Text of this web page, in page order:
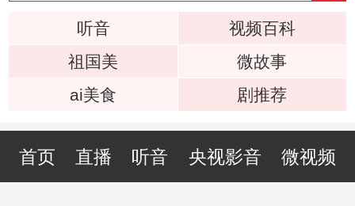
听音
视频百科
祖国美
微故事
ai美食
剧推荐
首页 直播 听音 央视影音 微视频